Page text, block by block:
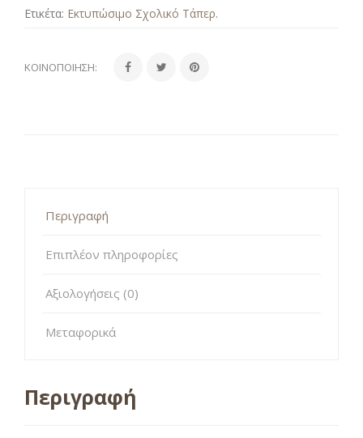
Ετικέτα: Εκτυπώσιμο Σχολικό Τάπερ.
ΚΟΙΝΟΠΟΊΗΣΗ:
Περιγραφή
Επιπλέον πληροφορίες
Αξιολογήσεις (0)
Μεταφορικά
Περιγραφή